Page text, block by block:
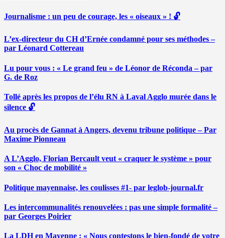
Journalisme : un peu de courage, les « oiseaux » ! 🔓
L’ex-directeur du CH d’Ernée condamné pour ses méthodes –
par Léonard Cottereau
Lu pour vous : « Le grand feu » de Léonor de Réconda – par
G. de Roz
Tollé après les propos de l’élu RN à Laval Agglo murée dans le
silence 🔓
Au procès de Gannat à Angers, devenu tribune politique – Par
Maxime Pionneau
A L’Agglo, Florian Bercault veut « craquer le système » pour
son « Choc de mobilité »
Politique mayennaise, les coulisses #1- par leglob-journal.fr
Les intercommunalités renouvelées : pas une simple formalité –
par Georges Poirier
La LDH en Mayenne : « Nous contestons le bien-fondé de votre